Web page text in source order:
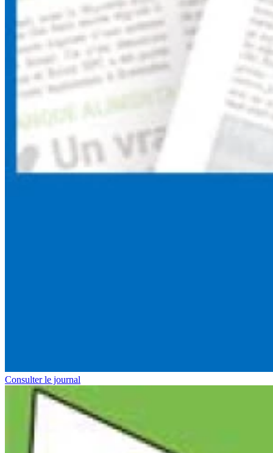
Consulter le journal